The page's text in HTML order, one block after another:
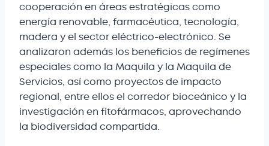
cooperación en áreas estratégicas como
energía renovable, farmacéutica, tecnología,
madera y el sector eléctrico-electrónico. Se
analizaron además los beneficios de regímenes
especiales como la Maquila y la Maquila de
Servicios, así como proyectos de impacto
regional, entre ellos el corredor bioceánico y la
investigación en fitofármacos, aprovechando
la biodiversidad compartida.